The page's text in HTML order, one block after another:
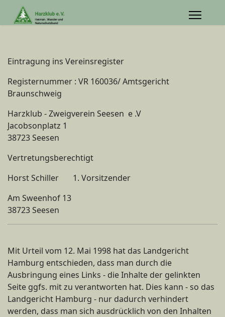
Eintragung ins Vereinsregister
Registernummer : VR 160036/ Amtsgericht
Braunschweig
Harzklub - Zweigverein Seesen e .V
Jacobsonplatz 1
38723 Seesen
Vertretungsberechtigt
Horst Schiller 1. Vorsitzender
Am Sweenhof 13
38723 Seesen
Mit Urteil vom 12. Mai 1998 hat das Landgericht
Hamburg entschieden, dass man durch die
Ausbringung eines Links - die Inhalte der gelinkten
Seite ggfs. mit zu verantworten hat. Dies kann - so das
Landgericht Hamburg - nur dadurch verhindert
werden, dass man sich ausdrücklich von den Inhalten